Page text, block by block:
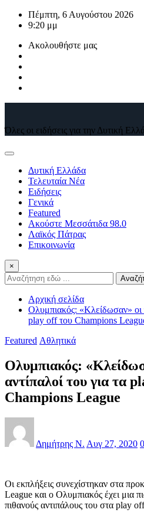
ΜετάβασηΠέμπτη, 6 Αυγούστου 2026
9:20 μμ
Ακολουθήστε μας
Όλες οι ειδήσεις για την Δυτική
Δυτική Ελλάδα
Τελευταία Νέα
Ειδήσεις
Γενικά
Featured
Ακούστε Μεσσάτιδα 98.0
Λαϊκός Πάτρας
Επικοινωνία
×
Αρχική σελίδα
Ολυμπιακός: «Κλείδωσαν» οι
play off του Champions
Featured Αθλητικά
Ολυμπιακός:
αντίπαλοί του για τα
Champions League
Δημήτρης Ν. Αυγ 27, 2020 0
Οι εκπλήξεις συνεχίστηκαν στα
League και ο Ολυμπιακός έχει μια
πιθανούς αντιπάλους του στα play